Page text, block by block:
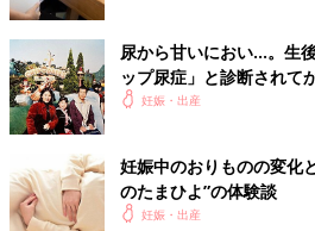
尿から甘いにおい…。生
ップ尿症」と診断されて
日々を振り返って【体験談
妊娠・出産
妊娠中のおりものの変化
のたまひよ”の体験談
妊娠・出産